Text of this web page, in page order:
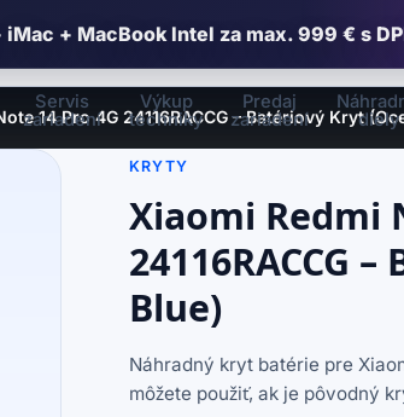
iMac + MacBook Intel za max. 999 € s
Servis
zariadení
Výkup
techniky
Predaj
zariadení
diely
14 Pro 4G 24116RACCG – Batériový Kryt
KRYTY
Xiaomi Redmi
24116RACCG
Blue)
Náhradný kryt batérie pre
môžete použiť, ak je pôvodný